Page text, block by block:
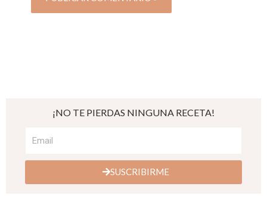
¡NO TE PIERDAS NINGUNA RECETA!
SUSCRIBIRME